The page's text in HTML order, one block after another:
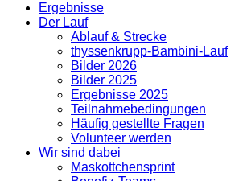
Ergebnisse
Der Lauf
Ablauf & Strecke
thyssenkrupp-Bambini-Lauf
Bilder 2026
Bilder 2025
Ergebnisse 2025
Teilnahmebedingungen
Häufig gestellte Fragen
Volunteer werden
Wir sind dabei
Maskottchensprint